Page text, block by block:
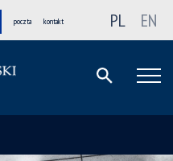
poczta kontakt PL EN